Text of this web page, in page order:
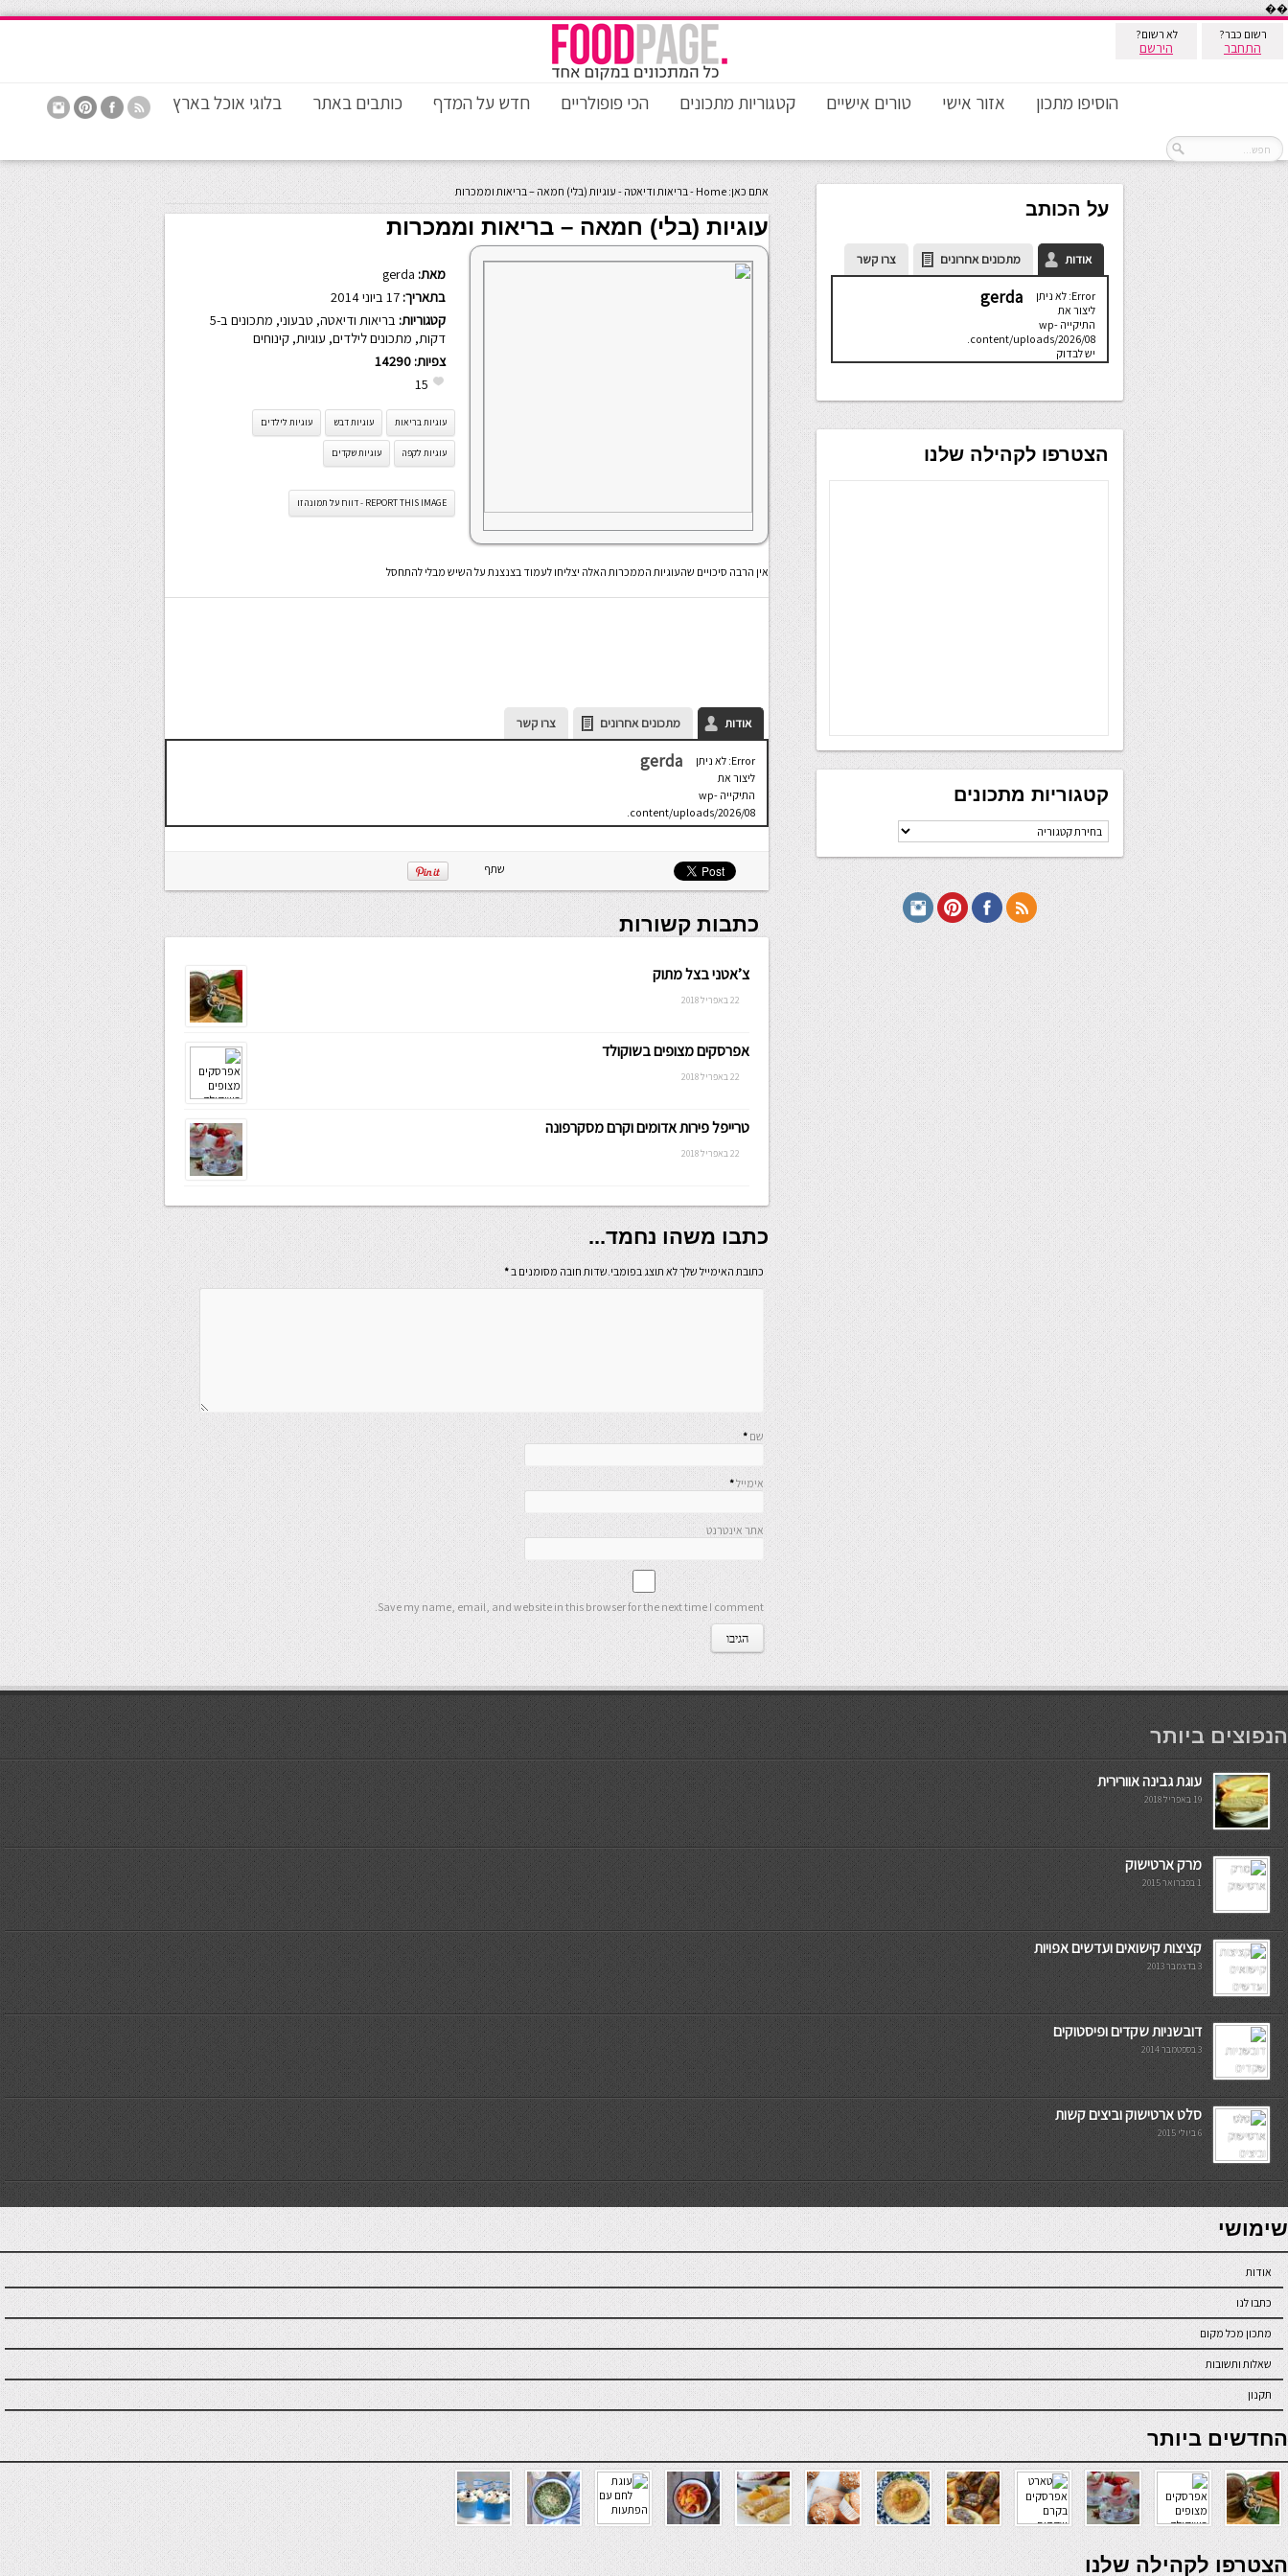
��
רשום כבר?
התחבר
לא רשום?
הירשם
הוסיפו מתכון אזור אישי טורים אישיים קטגוריות מתכונים הכי פופולריים חדש על המדף כותבים באתר בלוגי אוכל בארץ
אתם כאן: Home
-בריאות ודיאטה - עוגיות (בלי) חמאה – בריאות וממכרות
עוגיות (בלי) חמאה – בריאות וממכרות
מאת: gerda
בתאריך:
קטגוריות: בריאות ודיאטה, טבעוני,
מתכונים ב-5
דקות, מתכונים לילדים, עוגיות, קינוחים
צפיות: 14290
15
עוגיות בריאות עוגיות דבש עוגיות לילדים
עוגיות לקפה עוגיות שקדים
REPORT THIS IMAGE - דווח על תמונה זו
אין הרבה סיכויים שהעוגיות הממכרות האלה יצליחו לעמוד בצנצנת על השיש מבלי להתחסל
אודות מתכונים אחרונים צרו קשר
Error: לא ניתן
ליצור את
התיקייה wp-
content/uploads/2026/08.
יש לבדוק
שלה ניתנת
לכתיבה.
gerda
שתף
כתבות קשורות
צ’אטני בצל מתוק
22 באפריל 2018
אפרסקים מצופים בשוקולד
22 באפריל 2018
טרייפל פירות אדומים וקרם מסקרפונה
22 באפריל 2018
כתבו משהו נחמד...
כתובת האימייל שלך לא תוצג בפומבי.שדות חובה מסומנים ב*
שם *
אימייל*
אתר אינטרנט
Save my name, email, and website in this browser for the next time I comment.
על הכותב
אודות מתכונים אחרונים צרו קשר
Error: לא ניתן
ליצור את
התיקייה wp-
content/uploads/2026/08.
יש לבדוק
שתיקיית האב
gerda
הצטרפו לקהילה שלנו
קטגוריות מתכונים
קטגוריות
מתכונים
мостбет кг
הנפוצים ביותר
עוגת גבינה אוורירית
19 באפריל 2018
מרק ארטישוק
1 בפברואר 2015
קציצות קישואים ועדשים אפויות
3 בדצמבר 2013
דובשניות שקדים ופיסטוקים
3 בספטמבר 2014
סלט ארטישוק וביצים קשות
6 ביולי 2015
7slots
seriöse online casinos österreich
שימושי
אודות
כתבו לנו
מתכון מכל מקום
שאלות ותשובות
תקנון
online casino
החדשים ביותר
verde casino
הצטרפו לקהילה שלנו